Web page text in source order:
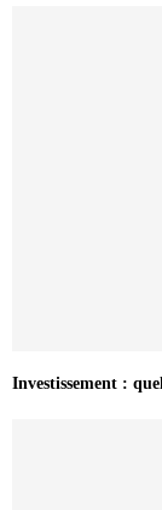
Investissement :